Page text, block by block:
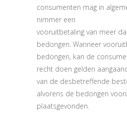
consumenten mag in
nimmer een
vooruitbetaling van meer
bedongen. Wanneer
bedongen, kan de
recht doen gelden
van de desbetreffende
alvorens de bedongen
plaatsgevonden.